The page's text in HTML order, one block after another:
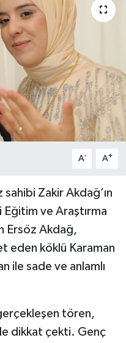
A- A+
Zakir Akdağ’ın
ve Araştırma
Ersöz Akdağ,
eden köklü Karaman
ile sade ve anlamlı
tören,
dikkat çekti. Genç